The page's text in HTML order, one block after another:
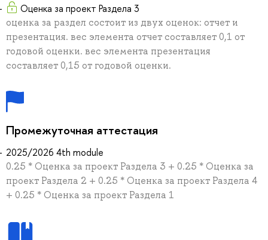
Оценка за проект Раздела 3
оценка за раздел состоит из двух оценок: отчет и
презентация. вес элемента отчет составляет 0,1 от
годовой оценки. вес элемента презентация
составляет 0,15 от годовой оценки.
Промежуточная аттестация
2025/2026 4th module
0.25 * Оценка за проект Раздела 3 + 0.25 * Оценка за
проект Раздела 2 + 0.25 * Оценка за проект Раздела 4
+ 0.25 * Оценка за проект Раздела 1